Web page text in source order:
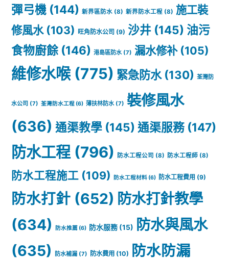
彈弓機 (144) 新界區防水 (8) 新界防水工程 (8) 施工裝
修風水(103) 旺角防水公司 (9) 沙井 (145) 油污
食物廚餘 (146) 港島區防水(7) 漏水修补(105)
維修水喉 (775) 緊急防水(130) 荃灣防
水公司 (7) 荃灣防水工程 (6) 薄扶林防水(7) 裝修風水
(636) 通渠教學 (145) 通渠服務(147)
防水工程 (796) 防水工程公司 (8) 防水工程師 (8)
防水工程施工 (109) 防水工程材料 (6) 防水工程費用 (9)
防水打針 (652) 防水打針教學
(634)
防水推薦 (6) 防水服務 (15)
防水與風水
(635)
防水補漏 (7) 防水費用 (10)
防水防漏